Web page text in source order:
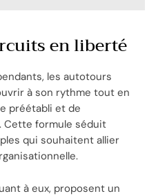
en liberté
les autotours
à son rythme tout en
préétabli et de
Cette formule séduit
qui souhaitent allier
à eux, proposent un